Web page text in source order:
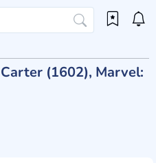
(1602), Marvel: